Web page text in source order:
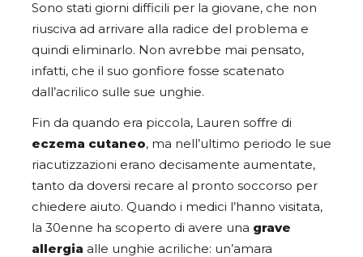
Sono stati giorni difficili per la giovane, che non
riusciva ad arrivare alla radice del problema e
quindi eliminarlo. Non avrebbe mai pensato,
infatti, che il suo gonfiore fosse scatenato
dall’acrilico sulle sue unghie.
Fin da quando era piccola, Lauren soffre di
eczema cutaneo, ma nell’ultimo periodo le sue
riacutizzazioni erano decisamente aumentate,
tanto da doversi recare al pronto soccorso per
chiedere aiuto. Quando i medici l’hanno visitata,
la 30enne ha scoperto di avere una grave
allergia alle unghie acriliche: un’amara